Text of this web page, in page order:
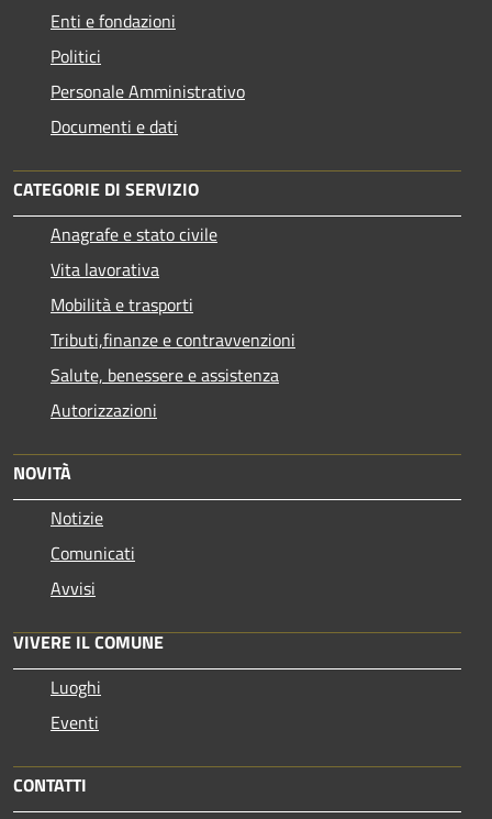
Enti e fondazioni
Politici
Personale Amministrativo
Documenti e dati
CATEGORIE DI SERVIZIO
Anagrafe e stato civile
Vita lavorativa
Mobilità e trasporti
Tributi,finanze e contravvenzioni
Salute, benessere e assistenza
Autorizzazioni
NOVITÀ
Notizie
Comunicati
Avvisi
VIVERE IL COMUNE
Luoghi
Eventi
CONTATTI